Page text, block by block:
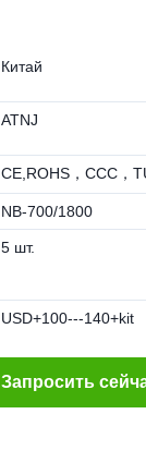
Китай
ATNJ
CE,ROHS，CCC，
NB-700/1800
5 шт.
USD+100---140+kit
Запросить